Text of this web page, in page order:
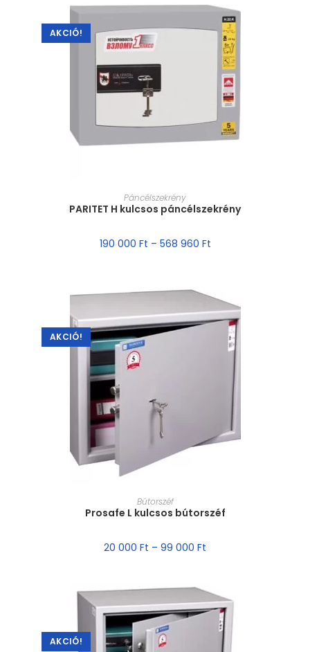
AKCIÓ!
MÉRET VÁLASZTÁSA
Páncélszekrény
PARITET H kulcsos páncélszekrény
190 000 Ft – 568 960 Ft
AKCIÓ!
MÉRET VÁLASZTÁSA
Bútorszéf
Prosafe L kulcsos bútorszéf
20 000 Ft – 99 000 Ft
AKCIÓ!